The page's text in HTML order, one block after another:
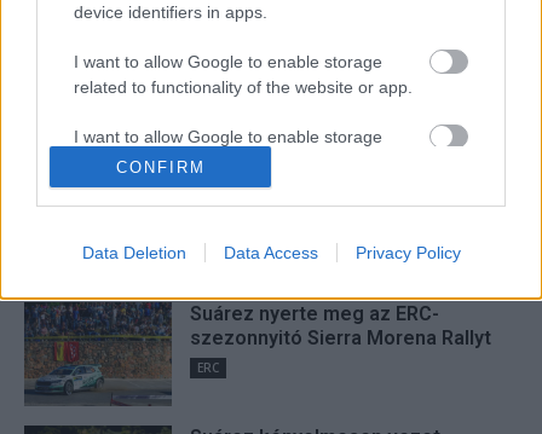
device identifiers in apps.
I want to allow Google to enable storage
related to functionality of the website or app.
I want to allow Google to enable storage
related to personalization.
I want to allow Google to enable storage
functionality and fraud prevention, and other
CONFIRM
Data Deletion Data Access Privacy Policy
http://rallycafe.hu
FRISS
Suárez nyerte meg az ERC-
szezonnyitó Sierra Morena Rallyt
ERC